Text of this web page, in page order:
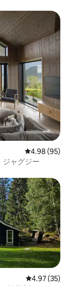
レビュー95
4.98 (95)
ジャグジー
レビュー35
4.97 (35)